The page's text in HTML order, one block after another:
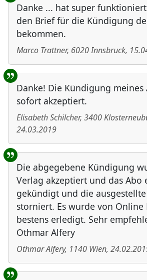
Danke ... hat super
den Brief für die Kündigung
bekommen.
Marco Trattner, 6020Innsbruck,
Danke! Die Kündigung meines
sofort akzeptiert.
Elisabeth Schilcher, 3400
24.03.2019
Die abgegebene Kündigung
Verlag akzeptiert und das Abo
gekündigt und die
storniert. Es wurde von Online
bestens erledigt. Sehr
Othmar Alfery
Othmar Alfery, 1140 Wien,